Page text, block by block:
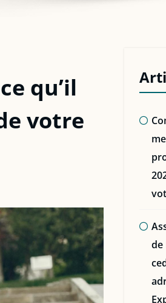
qu’il
votre
de